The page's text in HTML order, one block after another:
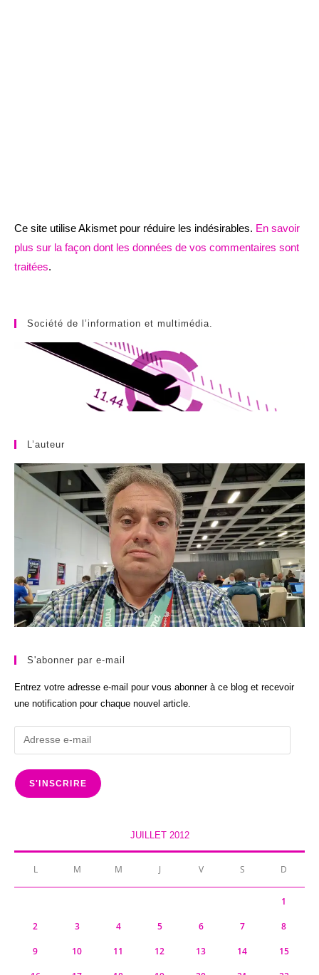
Ce site utilise Akismet pour réduire les indésirables. En savoir
plus sur la façon dont les données de vos commentaires sont
traitées.
Société de l’information et multimédia.
L’auteur
S'abonner par e-mail
Entrez votre adresse e-mail pour vous abonner à ce blog et recevoir
une notification pour chaque nouvel article.
Adresse
e-
mail
S'INSCRIRE
JUILLET 2012
L M M J V S D
1
2 3 4 5 6 7 8
9 10 11 12 13 14 15